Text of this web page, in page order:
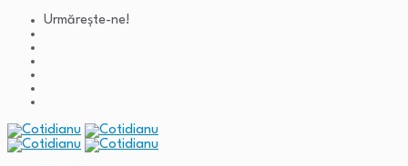
Urmărește-ne!